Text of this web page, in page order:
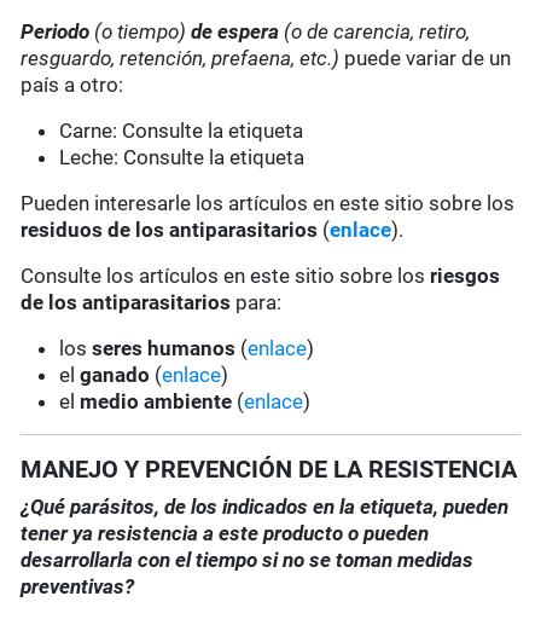
Periodo (o tiempo) de espera (o de carencia, retiro,
resguardo, retención, prefaena, etc.) puede variar de un
país a otro:
Carne: Consulte la etiqueta
Leche: Consulte la etiqueta
Pueden interesarle los artículos en este sitio sobre los
residuos de los antiparasitarios (enlace).
Consulte los artículos en este sitio sobre los riesgos
de los antiparasitarios para:
losseres humanos (enlace)
elganado (enlace)
el medio ambiente (enlace)
MANEJO Y PREVENCIÓN DE LA RESISTENCIA
¿Qué parásitos, de los indicados en la etiqueta, pueden
tener ya resistencia a este producto o pueden
desarrollarla con el tiempo si no se toman medidas
preventivas?